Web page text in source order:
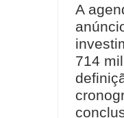
A
714